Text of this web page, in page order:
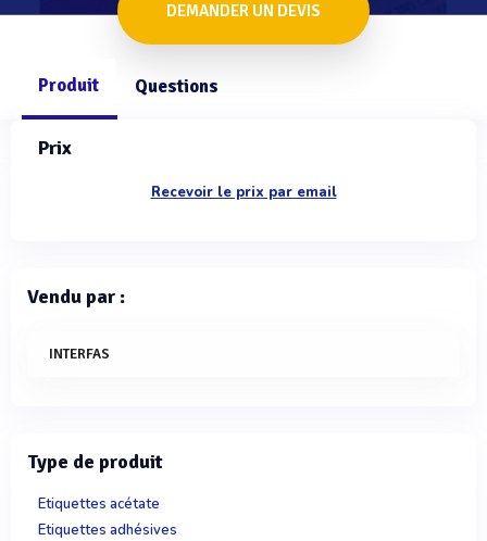
DEMANDER UN DEVIS
Produit Questions
Prix
Recevoir le prix par email
Vendu par :
INTERFAS
Type de produit
Etiquettes acétate
Etiquettes adhésives